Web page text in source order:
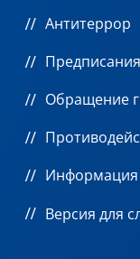
Антитеррор
Обращение
Версия для